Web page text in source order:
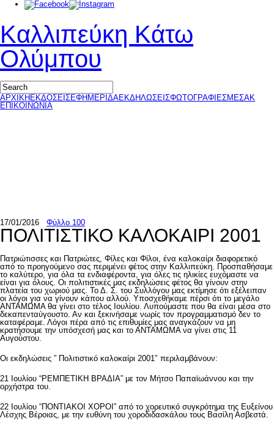
Καλλιπεύκη Κάτω
Ολύμπου
ΑΡΧΙΚΗ ΕΚΔΟΣΕΙΣΕΦΗΜΕΡΙΔΑΕΚΔΗΛΩΣΕΙΣΦΩΤΟΓΡΑΦΙΕΣΜΕΣΑΚ
ΕΠΙΚΟΙΝΩΝΙΑ
17/01/2016 Φύλλο 100
ΠΟΛΙΤΙΣΤΙΚΟ ΚΑΛΟΚΑΙΡΙ 2001
Πατριώτισσες και Πατριώτες, Φίλες και Φίλοι, ένα καλοκαίρι διαφορετικό
από το προηγούμενο σας περιμένει φέτος στην Καλλιπεύκη. Προσπαθήσαμε
το καλύτερο, για όλα τα ενδιαφέροντα, για όλες τις ηλικίες ευχόμαστε να
είναι για όλους. Οι πολιτιστικές μας εκδηλώσεις φέτος θα γίνουν στην
πλατεία του χωριού μας. Το Δ. Σ. του Συλλόγου μας εκτίμησε ότι εξέλειπαν
οι λόγοι για να γίνουν κάπου αλλού. Υποσχεθήκαμε πέρσι ότι το μεγάλο
ΑΝΤΑΜΩΜΑ θα γίνει στο τέλος Ιουλίου. Λυπούμαστε που θα είναι μέσα στο
δεκαπενταύγουστο. Αν και ξεκινήσαμε νωρίς τον προγραμματισμό δεν το
καταφέραμε. Λόγοι πέρα από τις επιθυμίες μας αναγκάζουν να μη
κρατήσουμε την υπόσχεσή μας και το ΑΝΤΑΜΩΜΑ να γίνει στις 11
Αυγούστου.
Οι εκδηλώσεις ” Πολιτιστικό καλοκαίρι 2001″ περιλαμβάνουν:
21 Ιουλίου “ΡΕΜΠΕΤΙΚΗ ΒΡΑΔΙΑ” με τον Μήτσο Παπαϊωάννου και την
ορχήστρα του.
22 Ιουλίου “ΠΟΝΤΙΑΚΟΙ ΧΟΡΟΙ” από το χορευτικό συγκρότημα της Ευξείνου
Λέσχης Βέροιας, με την ευθύνη του χοροδιδασκάλου τους Βασίλη Ασβεστά.